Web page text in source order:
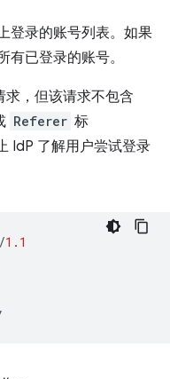
登录的账号列表。如果
已登录的账号。
求，但该请求不包含
Referer 标
IdP 了解用户尝试登录
/1.1